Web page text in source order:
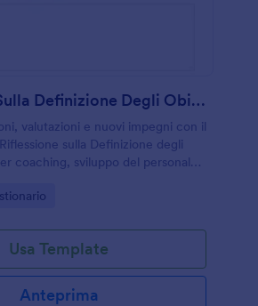
Riflessione Sulla Definizione Degli Obiettivi Questionario
valutazioni e nuovi impegni con il
sulla Definizione degli
coaching, sviluppo del personale
Usa Template
Anteprima